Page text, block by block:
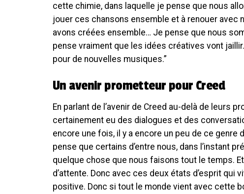
cette chimie, dans laquelle je pense que nous
jouer ces chansons ensemble et à renouer avec
avons créées ensemble… Je pense que nous
pense vraiment que les idées créatives vont
pour de nouvelles musiques.”
Un avenir prometteur pour Creed
En parlant de l’avenir de Creed au-delà de leurs
certainement eu des dialogues et des
encore une fois, il y a encore un peu de ce genre
pense que certains d’entre nous, dans l’instant
quelque chose que nous faisons tout le temps.
d’attente. Donc avec ces deux états d’esprit qui
positive. Donc si tout le monde vient avec cette